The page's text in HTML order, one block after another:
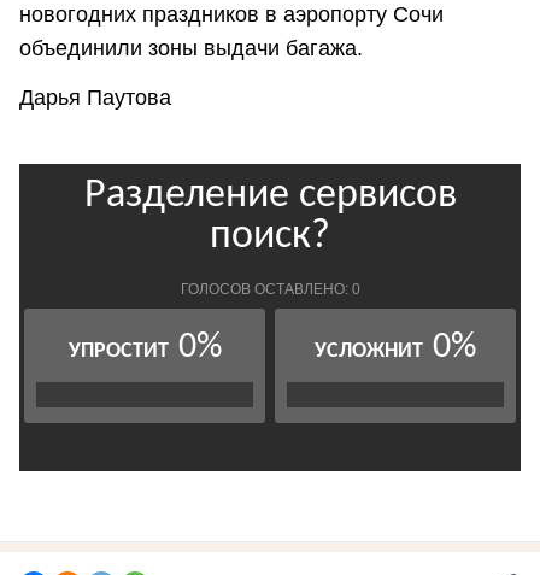
новогодних праздников в аэропорту Сочи
объединили зоны выдачи багажа.
Дарья Паутова